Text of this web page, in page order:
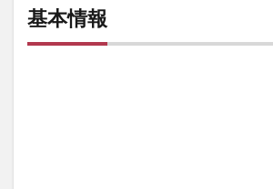
基本情報